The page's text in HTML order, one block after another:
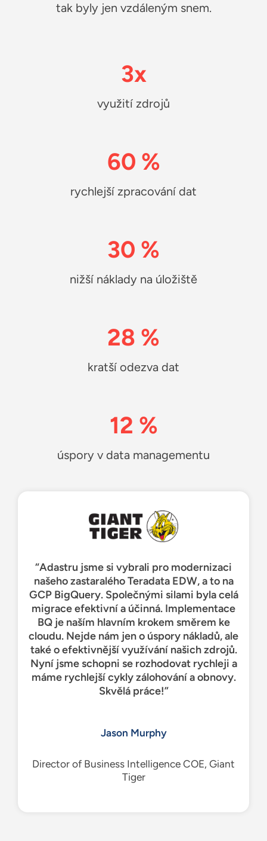
tak byly jen vzdáleným snem.
3x
využití zdrojů
60 %
rychlejší zpracování dat
30 %
nižší náklady na úložiště
28 %
kratší odezva dat
12 %
úspory v data managementu
“Adastru jsme si vybrali pro modernizaci
našeho zastaralého Teradata EDW, a to na
GCP BigQuery. Společnými silami byla celá
migrace efektivní a účinná. Implementace
BQ je naším hlavním krokem směrem ke
cloudu. Nejde nám jen o úspory nákladů, ale
také o efektivnější využívání našich zdrojů.
Nyní jsme schopni se rozhodovat rychleji a
máme rychlejší cykly zálohování a obnovy.
Skvělá práce!”
Jason Murphy
Director of Business Intelligence COE, Giant
Tiger